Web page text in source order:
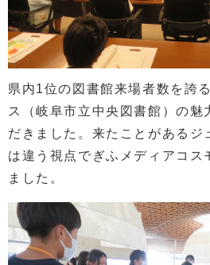
県内1位の図書館来場者数を誇
ス（岐阜市立中央図書館）の魅
だきました。来たことがあるジ
は違う視点でぎふメディアコス
ました。